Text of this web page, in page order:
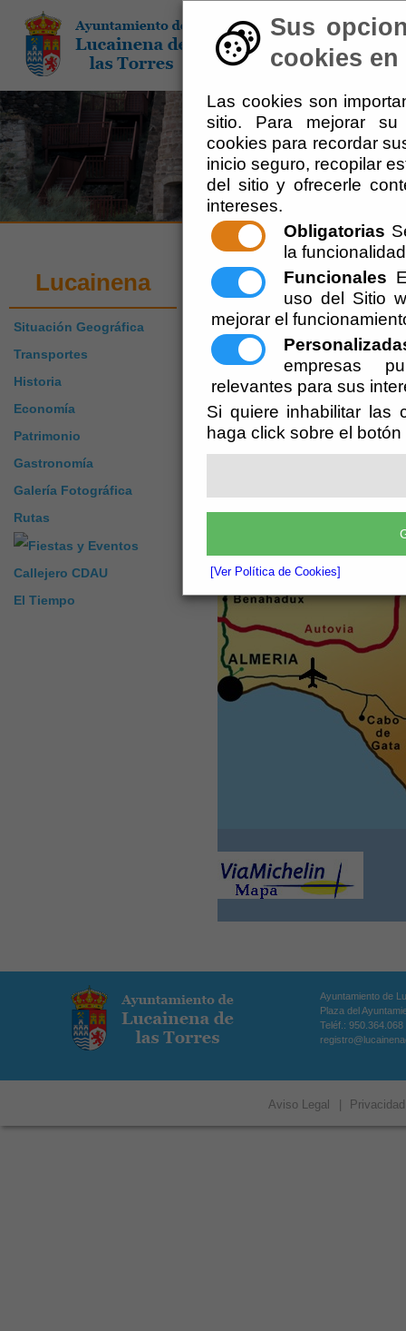
Sus
cookies
Las cookies son
sitio. Para mejorar su
cookies para recordar
inicio seguro, recopilar
del sitio y ofrecerle
intereses.
Obligatorias
la
Funcionales
uso del Sitio
mejorar el
empresas
relevantes para sus
Si quiere inhabilitar las
haga click sobre el
[Ver Política de Cookies]
El Ayuntamiento
Lucainena
Situación Geográfica
Transportes
Historia
Economía
Patrimonio
Gastronomía
Galería Fotográfica
Rutas
Callejero CDAU
El Tiempo
Cómo Llegar a
Escuchar
Ayuntamiento de
Plaza del
Teléf.: 950.364.068
Aviso Legal | Privacidad